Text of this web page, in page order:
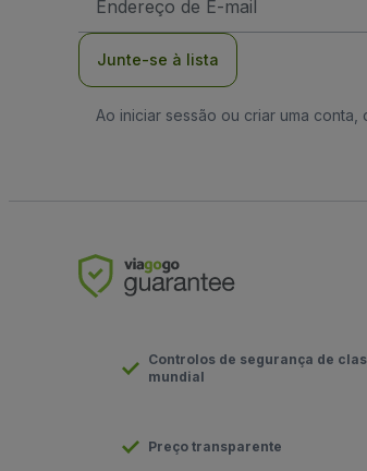
de
Junte-se à lista
Ao iniciar sessão ou criar uma
Controlos de segurança de
mundial
Preço transparente